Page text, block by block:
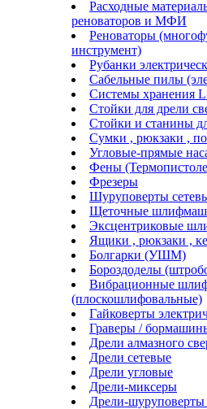
Расходные
реноваторов и МФИ
Реноваторы
инструмент)
Рубанки
Сабельные пилы
Системы хранения
Стойки для дрели
Стойки и станины
Сумки , рюкзаки ,
Угловые-прямые
Фены
Фрезеры
Шуруповерты
Щеточные
Эксцентриковые
Ящики , рюкзаки ,
Болгарки (УШМ)
Бороздоделы
Вибрационные
(плоскошлифовальные)
Гайковерты
Граверы /
Дрели алмазного
Дрели сетевые
Дрели угловые
Дрели-миксеры
Дрели-шуруповерты